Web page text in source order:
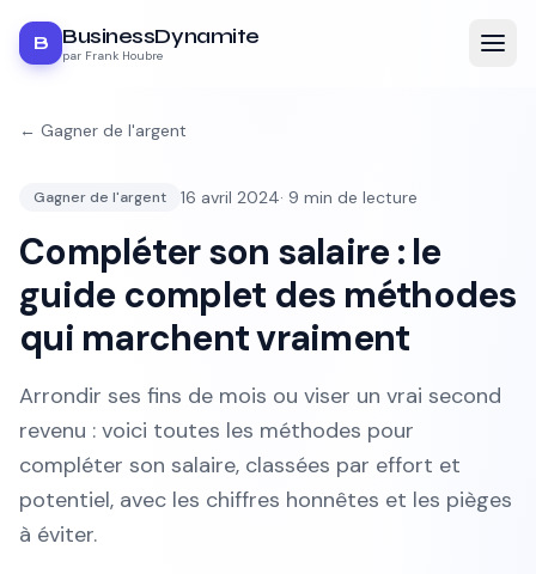
B BusinessDynamite
par Frank Houbre
← Gagner de l'argent
Gagner de l'argent 16 avril 2024· 9 min de lecture
Compléter son salaire : le
guide complet des méthodes
qui marchent vraiment
Arrondir ses fins de mois ou viser un vrai second
revenu : voici toutes les méthodes pour
compléter son salaire, classées par effort et
potentiel, avec les chiffres honnêtes et les pièges
à éviter.